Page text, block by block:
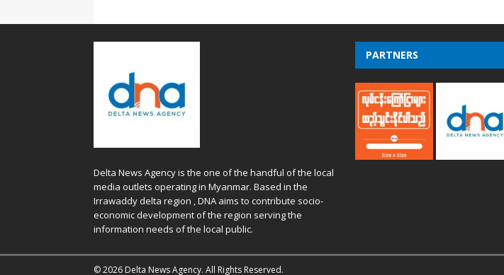
Delta News Agency is the one of the handful of the local
media outlets operating in Myanmar. Based in the
Irrawaddy delta region , DNA aims to contribute socio-
economic development of the region serving the
information needs of the local public.
PARTNERS
© 2026 Delta News Agency. All Rights Reserved.